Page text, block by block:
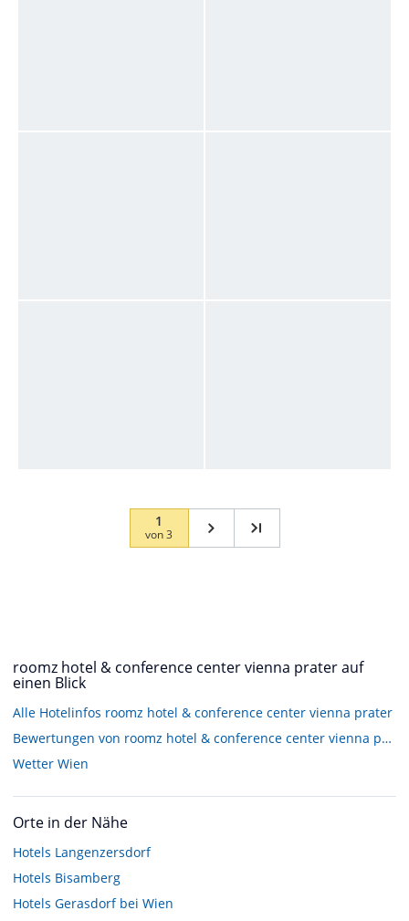
1
von3
roomz hotel & conference center vienna prater auf
einen Blick
Alle Hotelinfos roomz hotel & conference center vienna prater
Bewertungen von roomz hotel & conference center vienna prater
Wetter Wien
Orte in der Nähe
Hotels Langenzersdorf
Hotels Bisamberg
Hotels Gerasdorf bei Wien